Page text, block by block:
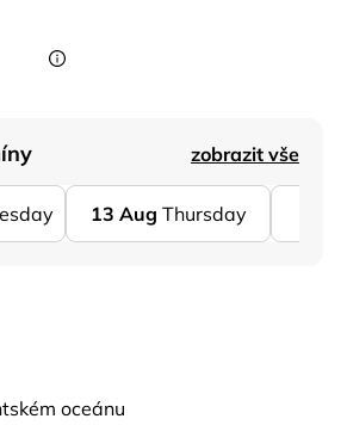
zobrazit vše
13 Aug Thursday
oceánu